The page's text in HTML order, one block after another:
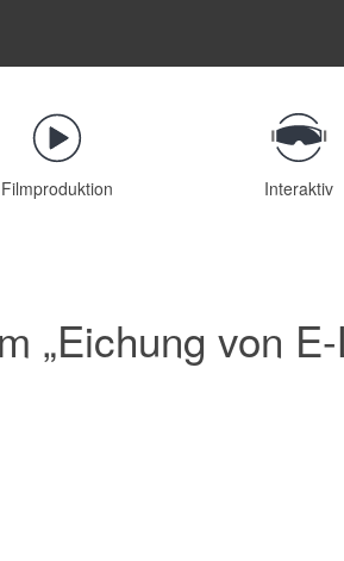
Filmproduktion Interaktiv
„Eichung von